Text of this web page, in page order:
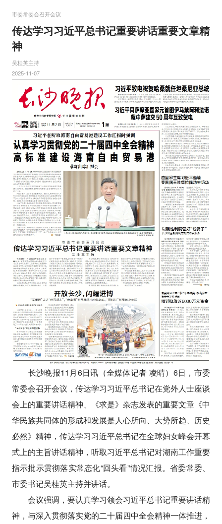
市委常委会召开会议
传达学习习近平总书记重要讲话重要文章精
神
吴桂英主持
2025-11-07
长沙晚报11月6日讯（全媒体记者 凌晴）6日，市委
常委会召开会议，传达学习习近平总书记在党外人士座谈
会上的重要讲话精神、《求是》杂志发表的重要文章《中
华民族共同体的形成和发展是人心所向、大势所趋、历史
必然》精神，传达学习习近平总书记在全球妇女峰会开幕
式上的主旨讲话精神，听取习近平总书记对湖南工作重要
指示批示贯彻落实常态化“回头看”情况汇报。省委常委、
市委书记吴桂英主持并讲话。
会议强调，要认真学习领会习近平总书记重要讲话精
神，与深入贯彻落实党的二十届四中全会精神一体推进，